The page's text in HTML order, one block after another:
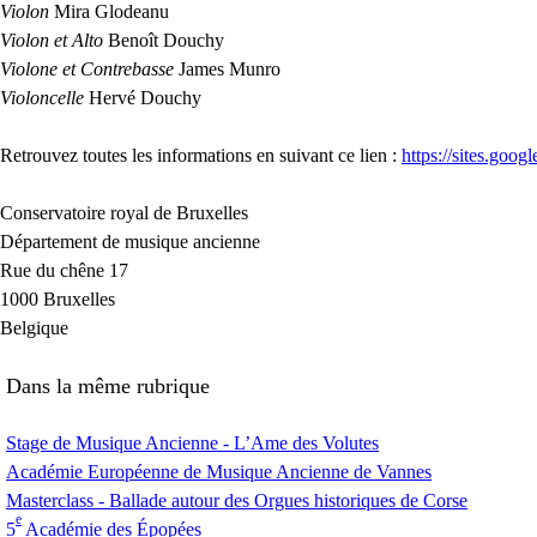
Violon Mira Glodeanu
Violon et Alto Benoît Douchy
Violone et Contrebasse James Munro
Violoncelle Hervé Douchy
Retrouvez toutes les informations en suivant ce lien : https://
Conservatoire royal de Bruxelles
Département de musique ancienne
Rue du chêne 17
1000 Bruxelles
Belgique
Dans la même rubrique
Stage de Musique Ancienne - L’Ame des Volutes
Académie Européenne de Musique Ancienne de Vannes
Masterclass - Ballade autour des Orgues historiques de Corse
5
e
Académie des Épopées